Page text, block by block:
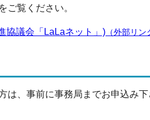
ご覧ください。
協議会「LaLaネット」) （外部リン
、事前に事務局までお申込み下